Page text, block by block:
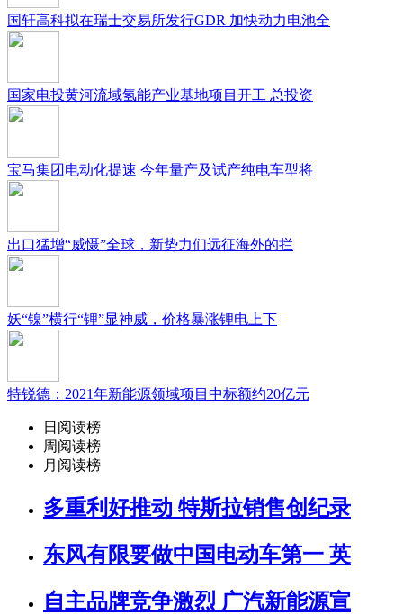
国轩高科拟在瑞士交易所发行GDR 加快动力电池全
国家电投黄河流域氢能产业基地项目开工 总投资
宝马集团电动化提速 今年量产及试产纯电车型将
出口猛增“威慑”全球，新势力们远征海外的拦
妖“镍”横行“锂”显神威，价格暴涨锂电上下
特锐德：2021年新能源领域项目中标额约20亿元
日阅读榜
周阅读榜
月阅读榜
多重利好推动 特斯拉销售创纪录
东风有限要做中国电动车第一 英
自主品牌竞争激烈 广汽新能源宣